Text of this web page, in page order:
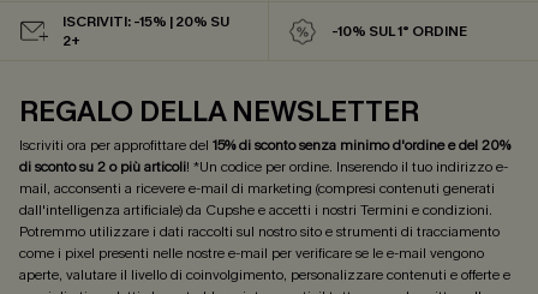
ISCRIVITI: -15% | 20% SU
2+
-10% SUL 1° ORDINE
REGALO DELLA NEWSLETTER
Iscriviti ora per approfittare del 15% di sconto senza minimo d'ordine e del 20%
di sconto su 2 o più articoli! *Un codice per ordine. Inserendo il tuo indirizzo e-
mail, acconsenti a ricevere e-mail di marketing (compresi contenuti generati
dall'intelligenza artificiale) da Cupshe e accetti i nostri Termini e condizioni.
Potremmo utilizzare i dati raccolti sul nostro sito e strumenti di tracciamento
come i pixel presenti nelle nostre e-mail per verificare se le e-mail vengono
aperte, valutare il livello di coinvolgimento, personalizzare contenuti e offerte e